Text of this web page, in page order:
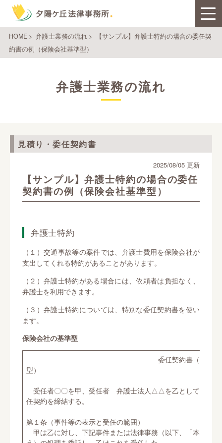
HOME> 弁護士業務の流れ>
【サンプル】弁護士特約の場合の委任契
約書の例（保険会社基準型）
弁護士業務の流れ
見積り・委任契約書
【サンプル】弁護士特約の場合の委任
契約書の例（保険会社基準型）
2025/08/05 更新
弁護士特約
（１）交通事故等の案件では、弁護士費用を保険会社が
支出してくれる特約があることがあります。
（２）弁護士特約がある場合には、依頼者は負担なく、
弁護士を利用できます。
（３）弁護士特約については、特別な委任契約書を使い
ます。
保険会社の基準型
委任契約書（保険会社の
型）
受任者〇〇を甲、受任者 弁護士法人△△を乙として、て次
任契約を締結する。
第１条（事件等の表示と受任の範囲）
甲は乙に対し、下記事件または法律事務（以下、「本件事